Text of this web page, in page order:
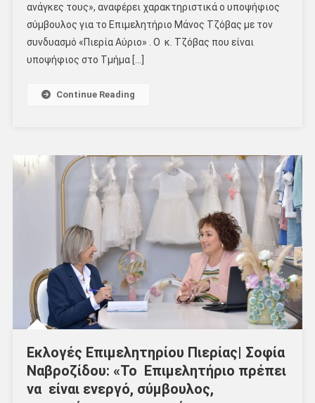
ανάγκες τους», αναφέρει χαρακτηριστικά ο υποψήφιος
σύμβουλος για το Επιμελητήριο Μάνος Τζόβας με τον
συνδυασμό «Πιερία Αύριο» . Ο κ. Τζόβας που είναι
υποψήφιος στο Τμήμα […]
Continue Reading
Εκλογές Επιμελητηρίου Πιερίας| Σοφία
Ναβροζίδου: «Το Επιμελητήριο πρέπει
να είναι ενεργό, σύμβουλος,